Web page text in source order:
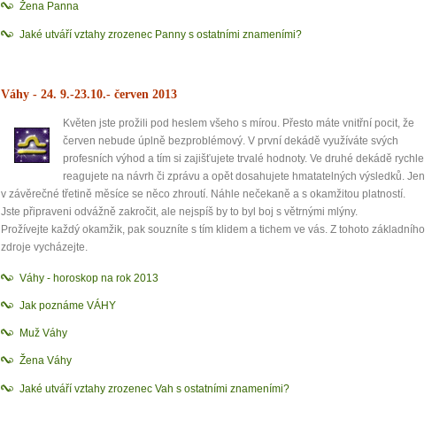
Žena Panna
Jaké utváří vztahy zrozenec Panny s ostatními znameními?
Váhy - 24. 9.-23.10.- červen 2013
Květen jste prožili pod heslem všeho s mírou. Přesto máte vnitřní pocit, že
červen nebude úplně bezproblémový. V první dekádě využíváte svých
profesních výhod a tím si zajišťujete trvalé hodnoty. Ve druhé dekádě rychle
reagujete na návrh či zprávu a opět dosahujete hmatatelných výsledků. Jen
v závěrečné třetině měsíce se něco zhroutí. Náhle nečekaně a s okamžitou platností.
Jste připraveni odvážně zakročit, ale nejspíš by to byl boj s větrnými mlýny.
Prožívejte každý okamžik, pak souzníte s tím klidem a tichem ve vás. Z tohoto základního
zdroje vycházejte.
Váhy - horoskop na rok 2013
Jak poznáme VÁHY
Muž Váhy
Žena Váhy
Jaké utváří vztahy zrozenec Vah s ostatními znameními?